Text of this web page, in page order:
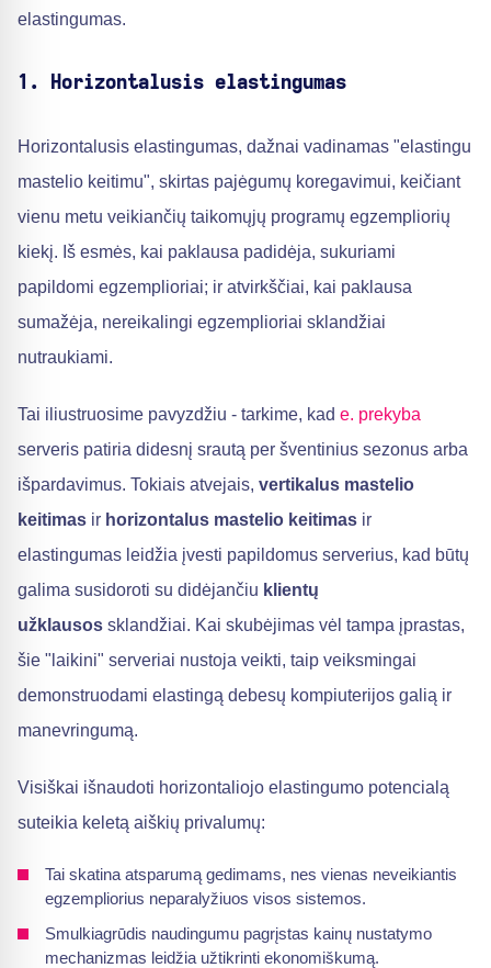
elastingumas.
1. Horizontalusis elastingumas
Horizontalusis elastingumas, dažnai vadinamas "elastingu
mastelio keitimu", skirtas pajėgumų koregavimui, keičiant
vienu metu veikiančių taikomųjų programų egzempliorių
kiekį. Iš esmės, kai paklausa padidėja, sukuriami
papildomi egzemplioriai; ir atvirkščiai, kai paklausa
sumažėja, nereikalingi egzemplioriai sklandžiai
nutraukiami.
Tai iliustruosime pavyzdžiu - tarkime, kad e. prekyba
serveris patiria didesnį srautą per šventinius sezonus arba
išpardavimus. Tokiais atvejais, vertikalus mastelio
keitimas ir horizontalus mastelio keitimas ir
elastingumas leidžia įvesti papildomus serverius, kad būtų
galima susidoroti su didėjančiu klientų
užklausos sklandžiai. Kai skubėjimas vėl tampa įprastas,
šie "laikini" serveriai nustoja veikti, taip veiksmingai
demonstruodami elastingą debesų kompiuterijos galią ir
manevringumą.
Visiškai išnaudoti horizontaliojo elastingumo potencialą
suteikia keletą aiškių privalumų:
Tai skatina atsparumą gedimams, nes vienas neveikiantis
egzempliorius neparalyžiuos visos sistemos.
Smulkiagrūdis naudingumu pagrįstas kainų nustatymo
mechanizmas leidžia užtikrinti ekonomiškumą.